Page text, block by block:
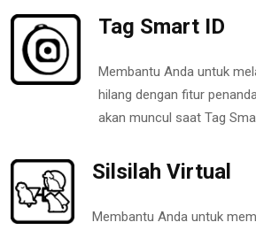
Tag Smart ID
Membantu Anda untuk
hilang dengan fitur
akan muncul saat Tag
Silsilah Virtual
Membantu Anda untuk